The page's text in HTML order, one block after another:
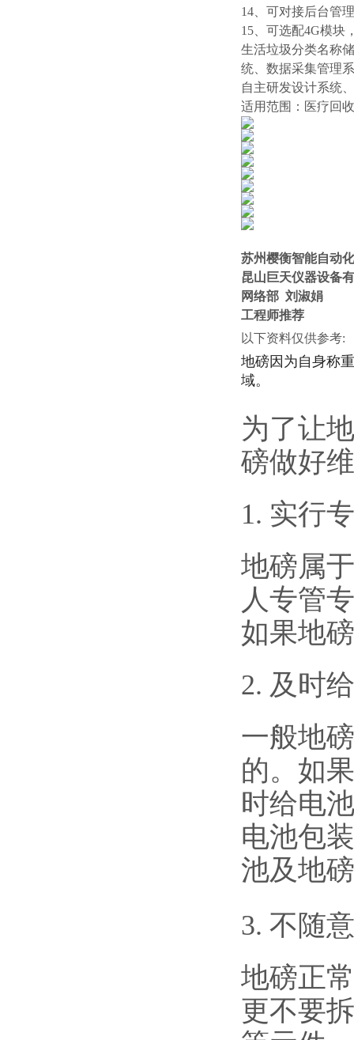
14、可对接后台管
15、可选配4G模块
生活垃圾分类名称
统、数据采集管理
自主研发设计系统
适用范围：医疗回
苏州樱衡智能自动
昆山巨天仪器设备
网络部 刘淑娟
工程师推荐
以下资料仅供参考:
地磅因为自身称
域。
为了让
磅做好
1. 实行
地磅属
人专管
如果地
2. 及时
一般地
的。如
时给电
电池包
池及地
3. 不随
地磅正
更不要